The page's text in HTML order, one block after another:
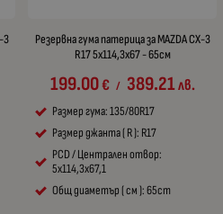
3
Резервна гума патерица за MAZDA CX-3
R17 5x114,3x67 - 65см
199.00€ / 389.21лв.
Размер гума: 135/80R17
Размер джанта ( R ): R17
PCD / Централен отвор:
5x114,3x67,1
Общ диаметър ( см ): 65cm